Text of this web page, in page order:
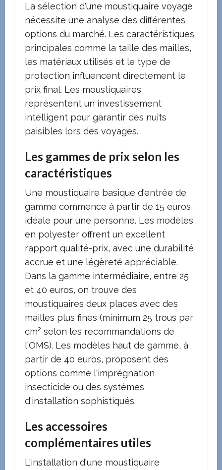
La sélection d'une moustiquaire voyage
nécessite une analyse des différentes
options du marché. Les caractéristiques
principales comme la taille des mailles,
les matériaux utilisés et le type de
protection influencent directement le
prix final. Les moustiquaires
représentent un investissement
intelligent pour garantir des nuits
paisibles lors des voyages.
Les gammes de prix selon les
caractéristiques
Une moustiquaire basique d'entrée de
gamme commence à partir de 15 euros,
idéale pour une personne. Les modèles
en polyester offrent un excellent
rapport qualité-prix, avec une durabilité
accrue et une légèreté appréciable.
Dans la gamme intermédiaire, entre 25
et 40 euros, on trouve des
moustiquaires deux places avec des
mailles plus fines (minimum 25 trous par
cm² selon les recommandations de
l'OMS). Les modèles haut de gamme, à
partir de 40 euros, proposent des
options comme l'imprégnation
insecticide ou des systèmes
d'installation sophistiqués.
Les accessoires
complémentaires utiles
L'installation d'une moustiquaire